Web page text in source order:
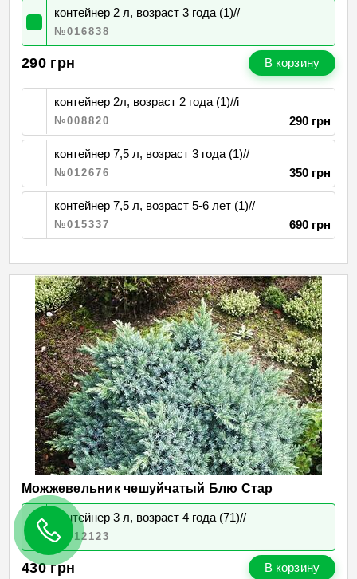
контейнер 2 л, возраст 3 года (1)//
№016838
290 грн В корзину
контейнер 2л, возраст 2 года (1)//і
№008820 290 грн
контейнер 7,5 л, возраст 3 года (1)//
№012676 350 грн
контейнер 7,5 л, возраст 5-6 лет (1)//
№015337 690 грн
Можжевельник чешуйчатый Блю Стар
контейнер 3 л, возраст 4 года (71)//
№012123
430грн В корзину